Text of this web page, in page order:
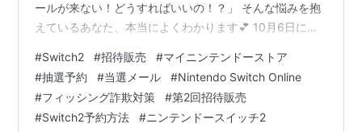
ールが来ない！どうすればいいの！？」 そんな悩みを抱
えているあなた、本当によくわかります💕 10月6日に第1
「メールが来ない」「どこを見ればいいかわからない」
って声がめちゃくちゃ多いんですよね💦 でも安心してく
ださい✨ この記事を最後まで読めば、あなたの不安は
100％解決します！🔥 📝この記事でわかること ✅ 第1回
#Switch2 #招待販売 #マイニンテンドーストア
#抽選予約 #当選メール #Nintendo Switch Online
#フィッシング詐欺対策 #第2回招待販売
#Switch2予約方法 #ニンテンドースイッチ2